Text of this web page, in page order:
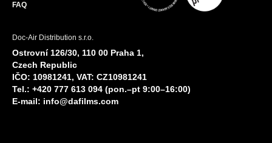
FAQ
Doc-Air Distribution s.r.o.
Ostrovní 126/30, 110 00 Praha 1,
Czech Republic
IČO: 10981241, VAT: CZ10981241
Tel.: +420 777 613 094 (pon.–pt 9:00–16:00)
E-mail: info@dafilms.com